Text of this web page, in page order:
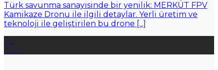
Türk savunma sanayisinde bir yenilik: MERKÜT FPV
Kamikaze Dronu ile ilgili detaylar. Yerli üretim ve
teknoloji ile geliştirilen bu drone [...]